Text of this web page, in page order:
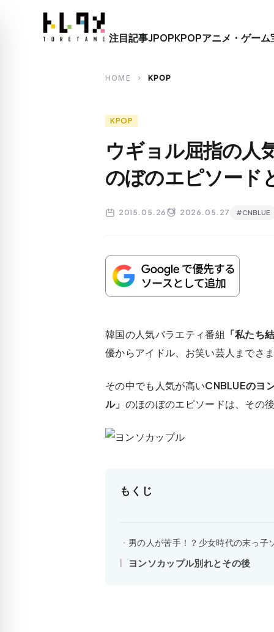
close
注目記事JPOPKPOPアニメ・ゲーム
HOME chevron_right KPOP
KPOP
ウギョル屈指の人
のぼのエピソード
2015.05.26 2026.05.27 #CNBLUE
韓国の人気バラエティ番組 「私たち
優からアイドル、お笑い芸人までさ
その中でも人気が高いCNBLUEのヨ
ル」 のほのぼのエピソードは、その
もくじ
男の人が苦手！？少女時代の末っ子
ヨンソカップル別れとその後